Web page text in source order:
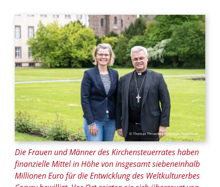
© Thomas Throenle / Erzbistum Paderborn
Die Frauen und Männer des Kirchensteuerrates haben
finanzielle Mittel in Höhe von insgesamt siebeneinhalb
Millionen Euro für die Entwicklung des Weltkulturerbes